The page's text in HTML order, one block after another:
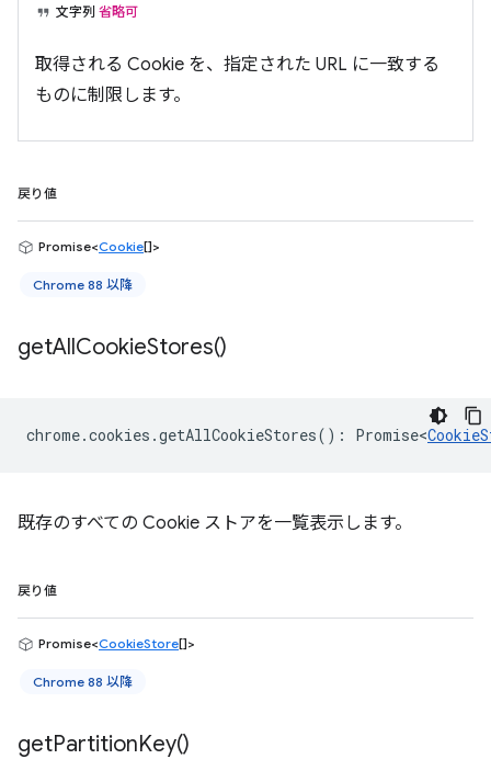
文字列 省略可
取得される Cookie を、指定された URL に一致する
ものに制限します。
戻り値
Promise<Cookie[]>
Chrome 88 以降
getAllCookieStores()
chrome.cookies .getAllCookieStores() : Promise<
既存のすべての Cookie ストアを一覧表示します。
戻り値
Promise<CookieStore[]>
Chrome 88 以降
getPartitionKey()